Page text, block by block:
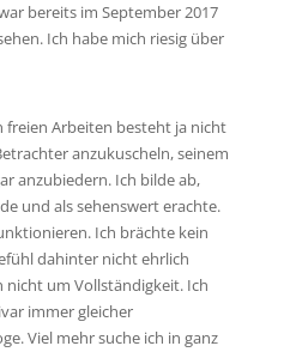
bereits im September 2017
Ich habe mich riesig über
freien Arbeiten besteht ja nicht
anzukuscheln, seinem
anzubiedern. Ich bilde ab,
und als sehenswert erachte.
Ich brächte kein
dahinter nicht ehrlich
nicht um Vollständigkeit. Ich
immer gleicher
Viel mehr suche ich in ganz